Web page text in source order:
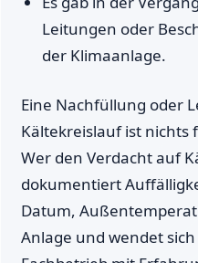
Leitungen oder
der Klimaanlage.
Eine Nachfüllung oder
Kältekreislauf ist nichts
Wer den Verdacht auf
dokumentiert
Datum,
Anlage und wendet